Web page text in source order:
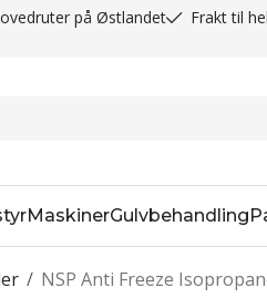
på Østlandet
Frakt til
MaskinerGulvbehandling
/ NSP Anti Freeze